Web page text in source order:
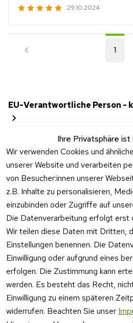
29.10.2024
1
EU-Verantwortliche Person -
Ihre Privatsphäre ist
Wir verwenden Cookies und
unserer Website und verarbeiten
von Besucher:innen unserer
z.B. Inhalte zu personalisieren,
einzubinden oder Zugriffe auf
Die Datenverarbeitung erfolgt erst
Wir teilen diese Daten mit Dritten,
Einstellungen benennen. Die
Einwilligung oder aufgrund eines
erfolgen. Die Zustimmung kann
werden. Es besteht das Recht,
Einwilligung zu einem späteren
widerrufen. Beachten Sie unser
Rechtliches
AGB
Impressum
Datenschutzer
klärung
Barrierefreiheit
serklärung
Kontakt
Kontakt
Registrieren